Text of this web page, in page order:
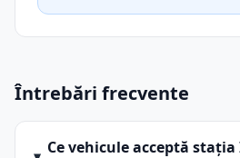
Întrebări frecvente
Ce vehicule acceptă stația